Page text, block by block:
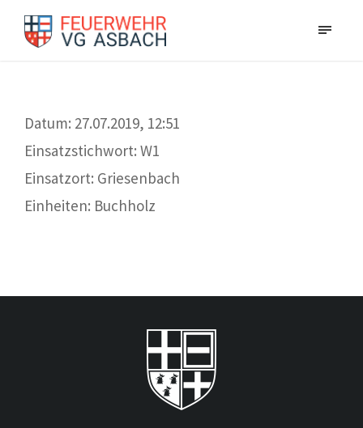
Datum: 27.07.2019, 12:51
Einsatzstichwort: W1
Einsatzort: Griesenbach
Einheiten: Buchholz